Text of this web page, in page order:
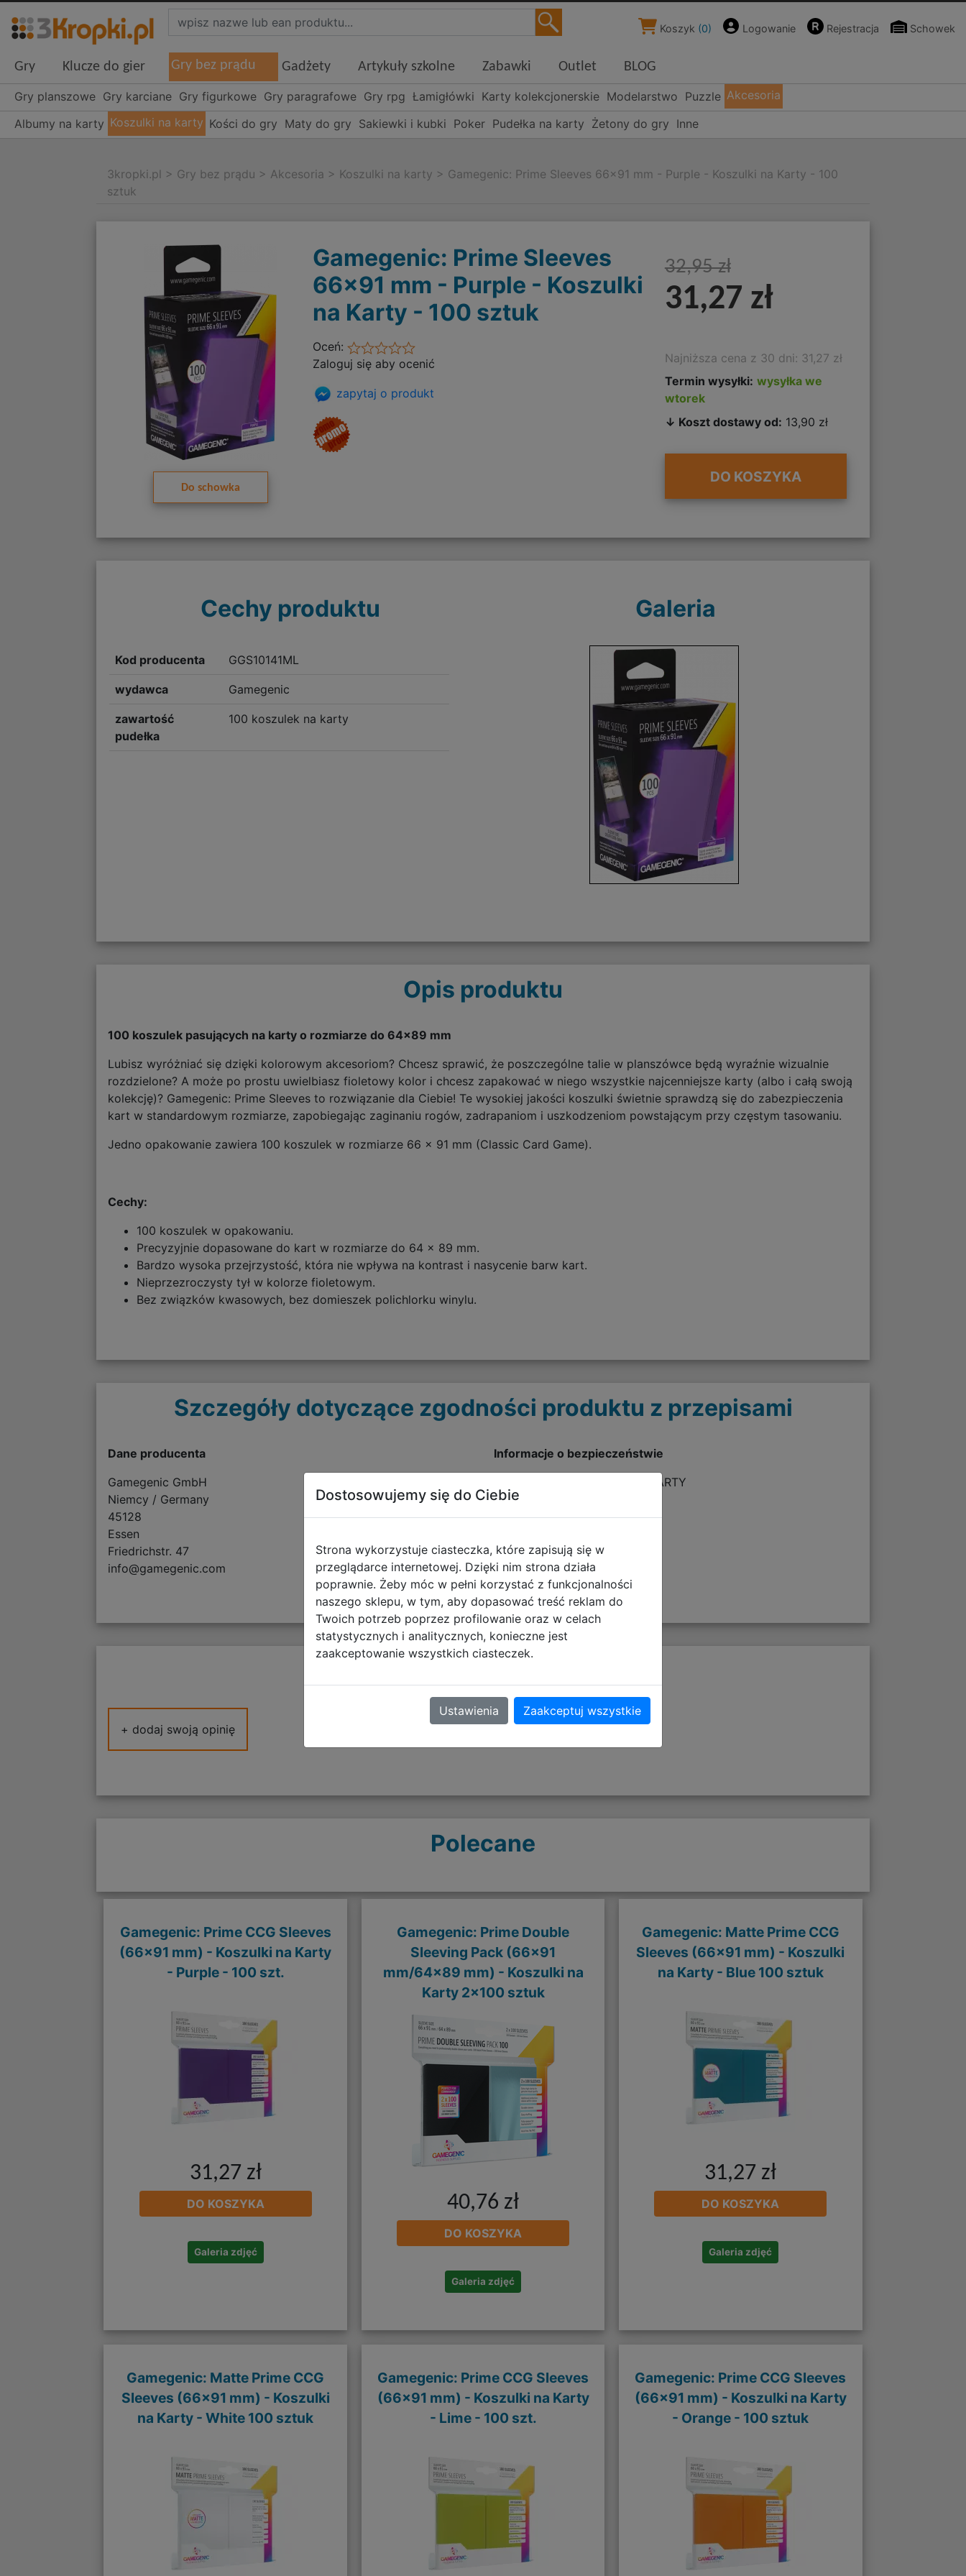
Koszyk (0) Logowanie Rejestracja Schowek
Gry Klucze do gier Gry bez prądu Gadżety Artykuły szkolne Zabawki Outlet BLOG
Gry planszowe Gry karciane Gry figurkowe Gry paragrafowe Gry rpg Łamigłówki Karty kolekcjonerskie Modelarstwo Puzzle Akcesoria
Albumy na karty Koszulki na karty Kości do gry Maty do gry Sakiewki i kubki Poker Pudełka na karty Żetony do gry Inne
3kropki.pl > Gry bez prądu > Akcesoria > Koszulki na karty > Gamegenic: Prime Sleeves 66x91 mm - Purple - Koszulki na Karty - 100
sztuk
Do schowka
Gamegenic: Prime Sleeves
66x91 mm - Purple - Koszulki
na Karty - 100 sztuk
Oceń:
Zaloguj się aby ocenić
zapytaj o produkt
32,95 zł
31,27 zł
Najniższa cena z 30 dni: 31,27 zł
Termin wysyłki: wysyłka we
wtorek
↓ Koszt dostawy od: 13,90 zł
DO KOSZYKA
Cechy produktu
Kod producenta GGS10141ML
wydawca Gamegenic
zawartość
pudełka
100 koszulek na karty
Galeria
Opis produktu
100 koszulek pasujących na karty o rozmiarze do 64x89 mm
Lubisz wyróżniać się dzięki kolorowym akcesoriom? Chcesz sprawić, że poszczególne talie w planszówce będą wyraźnie wizualnie
rozdzielone? A może po prostu uwielbiasz fioletowy kolor i chcesz zapakować w niego wszystkie najcenniejsze karty (albo i całą swoją
kolekcję)? Gamegenic: Prime Sleeves to rozwiązanie dla Ciebie! Te wysokiej jakości koszulki świetnie sprawdzą się do zabezpieczenia
kart w standardowym rozmiarze, zapobiegając zaginaniu rogów, zadrapaniom i uszkodzeniom powstającym przy częstym tasowaniu.
Jedno opakowanie zawiera 100 koszulek w rozmiarze 66 x 91 mm (Classic Card Game).
Cechy:
100 koszulek w opakowaniu.
Precyzyjnie dopasowane do kart w rozmiarze do 64 x 89 mm.
Bardzo wysoka przejrzystość, która nie wpływa na kontrast i nasycenie barw kart.
Nieprzezroczysty tył w kolorze fioletowym.
Bez związków kwasowych, bez domieszek polichlorku winylu.
Szczegóły dotyczące zgodności produktu z przepisami
Dane producenta
Gamegenic GmbH
Niemcy / Germany
45128
Essen
Friedrichstr. 47
info@gamegenic.com
Informacje o bezpieczeństwie
Ostrzeżenia - KOSZULKI NA KARTY
+ dodaj swoją opinię
Polecane
Gamegenic: Prime CCG Sleeves
(66x91 mm) - Koszulki na Karty
- Purple - 100 szt.
31,27 zł
DO KOSZYKA
Galeria zdjęć
Gamegenic: Prime Double
Sleeving Pack (66x91
mm/64x89 mm) - Koszulki na
Karty 2x100 sztuk
40,76 zł
DO KOSZYKA
Galeria zdjęć
Gamegenic: Matte Prime CCG
Sleeves (66x91 mm) - Koszulki
na Karty - Blue 100 sztuk
31,27 zł
DO KOSZYKA
Galeria zdjęć
Gamegenic: Matte Prime CCG
Sleeves (66x91 mm) - Koszulki
na Karty - White 100 sztuk
Gamegenic: Prime CCG Sleeves
(66x91 mm) - Koszulki na Karty
- Lime - 100 szt.
Gamegenic: Prime CCG Sleeves
(66x91 mm) - Koszulki na Karty
- Orange - 100 sztuk
Dostosowujemy się do Ciebie
Strona wykorzystuje ciasteczka, które zapisują się w
przeglądarce internetowej. Dzięki nim strona działa
poprawnie. Żeby móc w pełni korzystać z funkcjonalności
naszego sklepu, w tym, aby dopasować treść reklam do
Twoich potrzeb poprzez profilowanie oraz w celach
statystycznych i analitycznych, konieczne jest
zaakceptowanie wszystkich ciasteczek.
Ustawienia Zaakceptuj wszystkie